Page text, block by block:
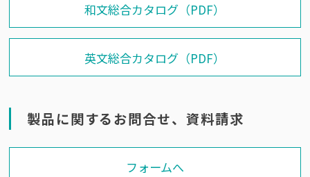
和文総合カタログ（PDF）
英文総合カタログ（PDF）
製品に関するお問合せ、資料請求
フォームへ